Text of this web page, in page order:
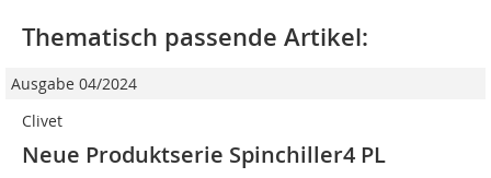
Thematisch passende Artikel:
Ausgabe 04/2024
Clivet
Neue Produktserie Spinchiller4 PL